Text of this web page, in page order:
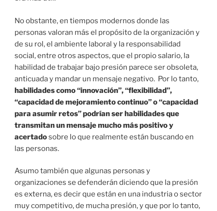
No obstante, en tiempos modernos donde las
personas valoran más el propósito de la organización y
de su rol, el ambiente laboral y la responsabilidad
social, entre otros aspectos, que el propio salario, la
habilidad de trabajar bajo presión parece ser obsoleta,
anticuada y mandar un mensaje negativo. Por lo tanto,
habilidades como “innovación”, “flexibilidad”,
“capacidad de mejoramiento continuo” o “capacidad
para asumir retos” podrían ser habilidades que
transmitan un mensaje mucho más positivo y
acertadosobre lo que realmente están buscando en
las personas.
Asumo también que algunas personas y
organizaciones se defenderán diciendo que la presión
es externa, es decir que están en una industria o sector
muy competitivo, de mucha presión, y que por lo tanto,